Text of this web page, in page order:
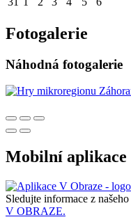
Fotogalerie
Náhodná fotogalerie
Mobilní aplikace
Sledujte informace z
V OBRAZE.